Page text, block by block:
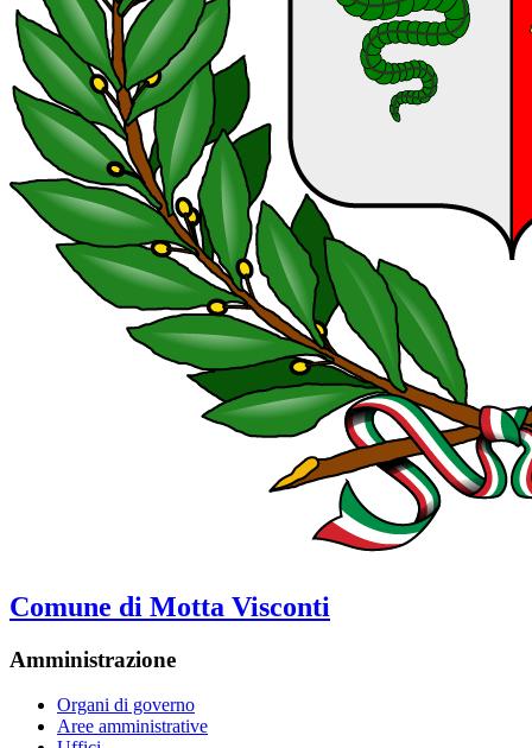
Comune di Motta Visconti
Amministrazione
Organi di governo
Aree amministrative